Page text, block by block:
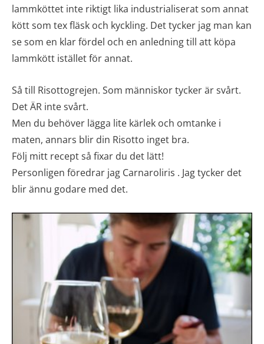
lammköttet inte riktigt lika industrialiserat som annat
kött som tex fläsk och kyckling. Det tycker jag man kan
se som en klar fördel och en anledning till att köpa
lammkött istället för annat.
Så till Risottogrejen. Som människor tycker är svårt.
Det ÄR inte svårt.
Men du behöver lägga lite kärlek och omtanke i
maten, annars blir din Risotto inget bra.
Följ mitt recept så fixar du det lätt!
Personligen föredrar jag Carnaroliris . Jag tycker det
blir ännu godare med det.